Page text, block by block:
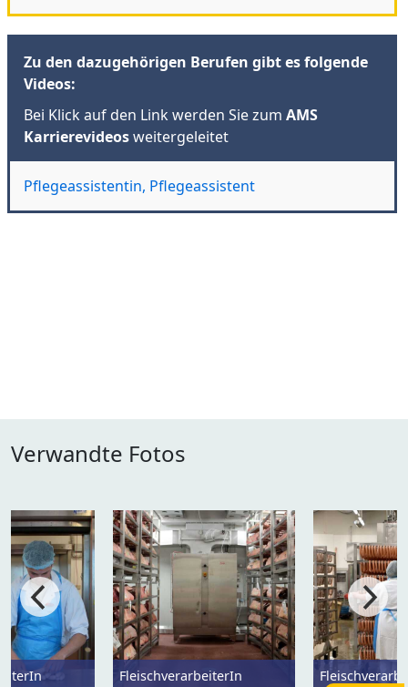
Zu den dazugehörigen Berufen gibt es folgende
Videos:
Bei Klick auf den Link werden Sie zum AMS
Karrierevideosweitergeleitet
Pflegeassistentin, Pflegeassistent
Verwandte Fotos
FleischverarbeiterIn